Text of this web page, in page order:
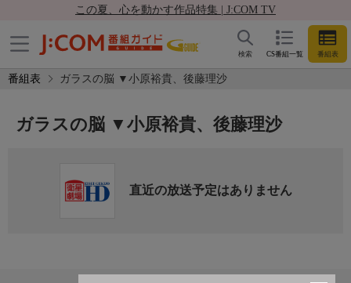
この夏、心を動かす作品特集 | J:COM TV
CS番組一覧 番組表
検索
番組表 ガラスの脳 ▼小原裕貴、後藤理沙
ガラスの脳 ▼小原裕貴、後藤理沙
直近の放送予定はありません